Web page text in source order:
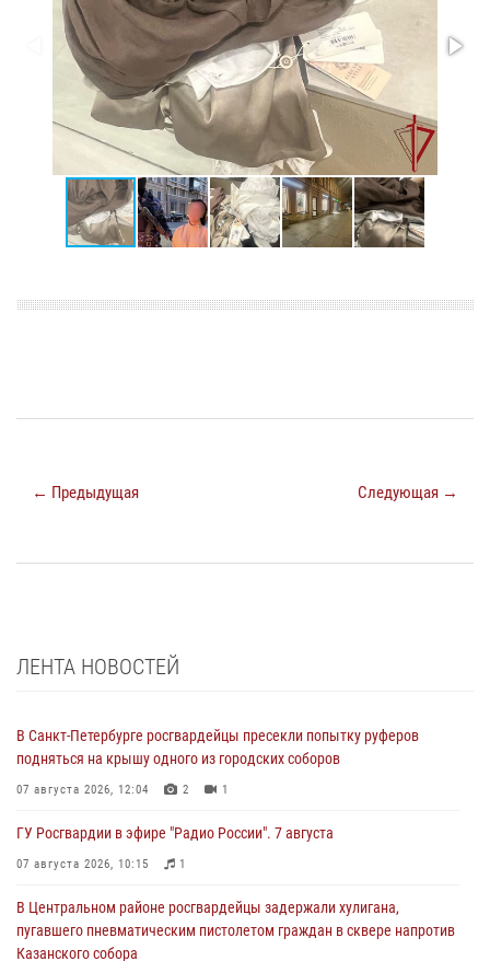
← Предыдущая Следующая →
ЛЕНТА НОВОСТЕЙ
В Санкт-Петербурге росгвардейцы пресекли попытку руферов
подняться на крышу одного из городских соборов
07 августа 2026, 12:04 2 1
ГУ Росгвардии в эфире "Радио России". 7 августа
07 августа 2026, 10:15 1
В Центральном районе росгвардейцы задержали хулигана,
пугавшего пневматическим пистолетом граждан в сквере напротив
Казанского собора